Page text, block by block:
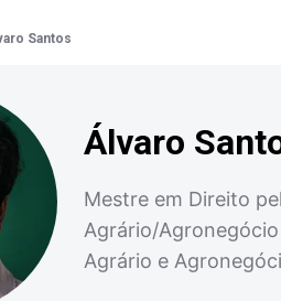
Santos
Álvaro
Mestre em Direito
Agrário/
Agrário e